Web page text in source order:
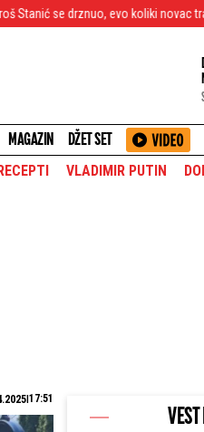
evo koliki novac traži za ulazak u
MAGAZIN DŽET SET
RECEPTI VLADIMIR PUTIN
17:51